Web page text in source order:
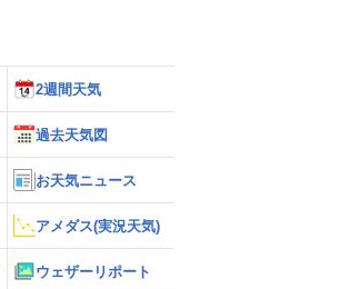
2週間天気
過去天気図
お天気ニュース
アメダス(実況天気)
ウェザーリポート